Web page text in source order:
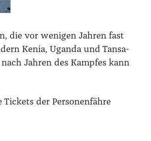
die vor weni­gen Jah­ren fast
Kenia, Ugan­da und Tan­sa­
Jah­ren des Kamp­fes kann
der Per­so­nen­fäh­re